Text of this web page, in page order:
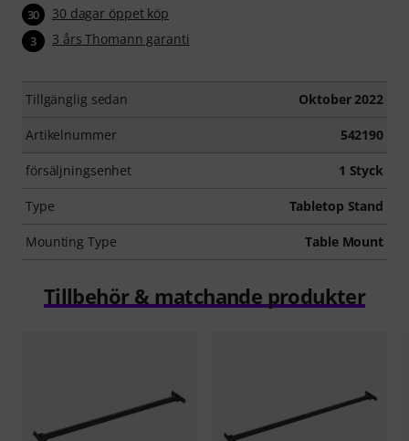
30 30 dagar öppet köp
3 3 års Thomann garanti
Tillgänglig sedan Oktober 2022
Artikelnummer 542190
försäljningsenhet 1 Styck
Type Tabletop Stand
Mounting Type Table Mount
Tillbehör & matchande produkter